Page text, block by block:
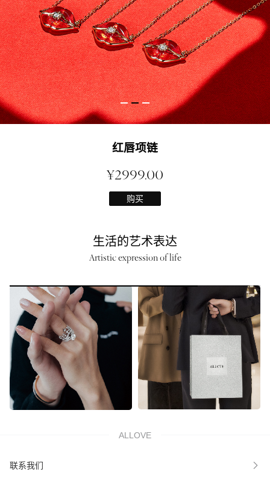
红唇项链
¥2999.00
购买
生活的艺术表达
Artistic expression of life
ALLOVE
联系我们